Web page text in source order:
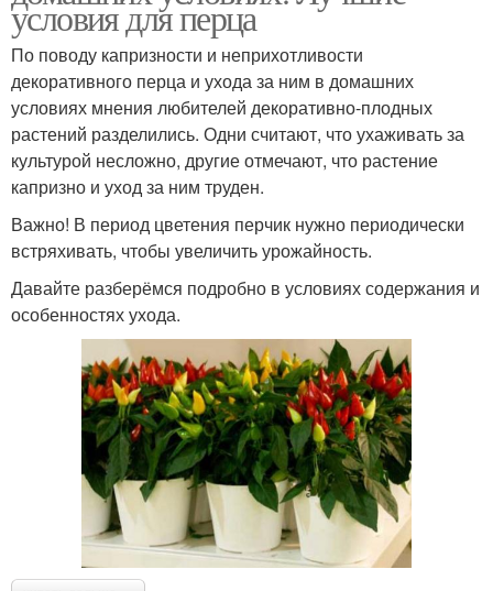
условия для перца
По поводу капризности и неприхотливости
декоративного перца и ухода за ним в домашних
условиях мнения любителей декоративно-плодных
растений разделились. Одни считают, что ухаживать за
культурой несложно, другие отмечают, что растение
капризно и уход за ним труден.
Важно! В период цветения перчик нужно периодически
встряхивать, чтобы увеличить урожайность.
Давайте разберёмся подробно в условиях содержания и
особенностях ухода.